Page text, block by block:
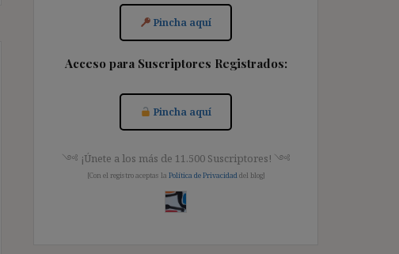
Pincha aquí
Acceso para Suscriptores Registrados:
Pincha aquí
༺ ¡Únete a los más de 11.500 Suscriptores! ༺
[Con el registro aceptas la Política de Privacidad del blog]